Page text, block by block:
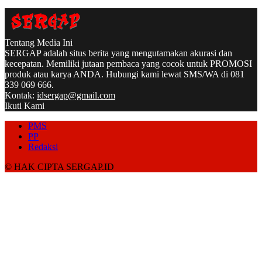
Tentang Media Ini
SERGAP adalah situs berita yang mengutamakan akurasi dan
kecepatan. Memiliki jutaan pembaca yang cocok untuk PROMOSI
produk atau karya ANDA. Hubungi kami lewat SMS/WA di 081
339 069 666.
Kontak: idsergap@gmail.com
Ikuti Kami
PMS
PP
Redaksi
© HAK CIPTA SERGAP.ID